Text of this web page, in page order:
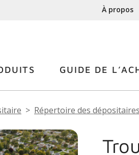
À propos
GUIDE DE
Répertoire des dépositaires